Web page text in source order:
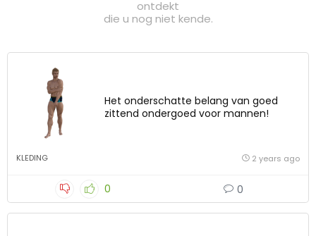
ontdekt
die u nog niet kende.
Het onderschatte belang van goed
zittend ondergoed voor mannen!
KLEDING 2 years ago
0 0